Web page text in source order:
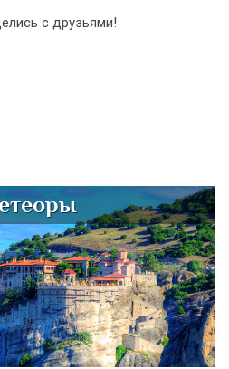
с друзьями!